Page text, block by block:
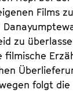
Films
zu
filmische
folgt